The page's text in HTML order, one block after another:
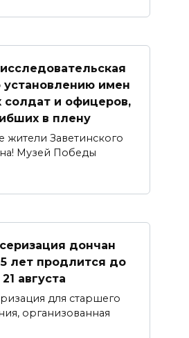
установлению имен
солдат и офицеров,
в плену
жители Заветинского
Музей Победы
дончан
лет продлится до
21 августа
для старшего
организованная